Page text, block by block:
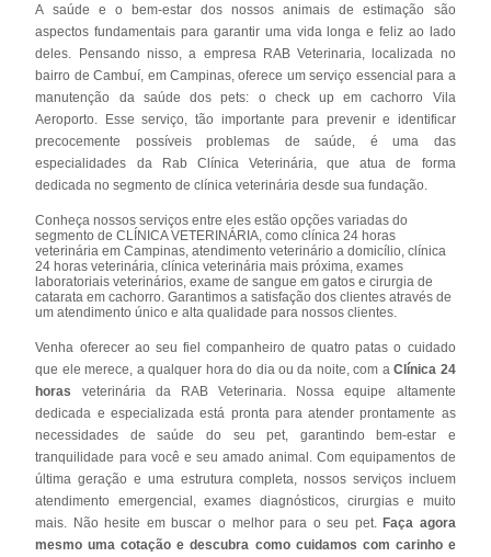
A saúde e o bem-estar dos nossos animais de estimação são
aspectos fundamentais para garantir uma vida longa e feliz ao lado
deles. Pensando nisso, a empresa RAB Veterinaria, localizada no
bairro de Cambuí, em Campinas, oferece um serviço essencial para a
manutenção da saúde dos pets: o check up em cachorro Vila
Aeroporto. Esse serviço, tão importante para prevenir e identificar
precocemente possíveis problemas de saúde, é uma das
especialidades da Rab Clínica Veterinária, que atua de forma
dedicada no segmento de clínica veterinária desde sua fundação.
Conheça nossos serviços entre eles estão opções variadas do
segmento de CLÍNICA VETERINÁRIA, como clínica 24 horas
veterinária em Campinas, atendimento veterinário a domicílio, clínica
24 horas veterinária, clínica veterinária mais próxima, exames
laboratoriais veterinários, exame de sangue em gatos e cirurgia de
catarata em cachorro. Garantimos a satisfação dos clientes através de
um atendimento único e alta qualidade para nossos clientes.
Venha oferecer ao seu fiel companheiro de quatro patas o cuidado
que ele merece, a qualquer hora do dia ou da noite, com aClínica 24
horas
veterinária da RAB Veterinaria. Nossa equipe altamente
dedicada e especializada está pronta para atender prontamente as
necessidades de saúde do seu pet, garantindo bem-estar e
tranquilidade para você e seu amado animal. Com equipamentos de
última geração e uma estrutura completa, nossos serviços incluem
atendimento emergencial, exames diagnósticos, cirurgias e muito
mais. Não hesite em buscar o melhor para o seu pet.Faça agora
mesmo uma cotação e descubra como cuidamos com carinho e